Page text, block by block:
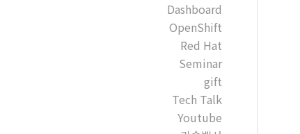
Dashboard
OpenShift
Red Hat
Seminar
gift
Tech Talk
Youtube